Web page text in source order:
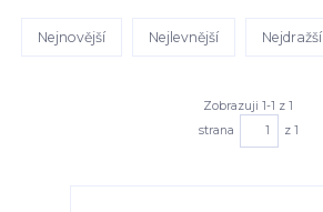
Nejnovější Nejlevnější Nejdražší
Zobrazuji 1-1 z 1
strana
z 1